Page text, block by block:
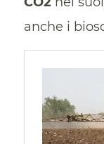
anche i